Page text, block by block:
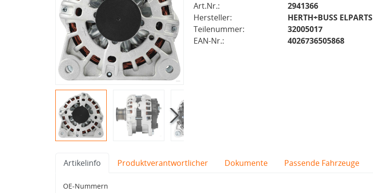
Art.Nr.:
2941366
Hersteller:
HERTH+BUSS ELPARTS
Teilenummer:
32005017
EAN-Nr.:
4026736505868
Artikelinfo Produktverantwortlicher Dokumente Passende Fahrzeuge
OE-Nummern